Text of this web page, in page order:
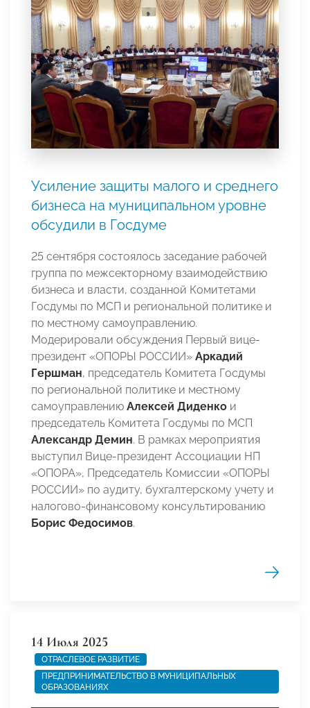
Усиление защиты малого и среднего
бизнеса на муниципальном уровне
обсудили в Госдуме
25 сентября состоялось заседание рабочей
группа по межсекторному взаимодействию
бизнеса и власти, созданной Комитетами
Госдумы по МСП и региональной политике и
по местному самоуправлению.
Модерировали обсуждения Первый вице-
президент «ОПОРЫ РОССИИ» Аркадий
Гершман, председатель Комитета Госдумы
по региональной политике и местному
самоуправлению Алексей Диденко и
председатель Комитета Госдумы по МСП
Александр Демин. В рамках мероприятия
выступил Вице-президент Ассоциации НП
«ОПОРА», Председатель Комиссии «ОПОРЫ
РОССИИ» по аудиту, бухгалтерскому учету и
налогово-финансовому консультированию
Борис Федосимов.
14 Июля 2025
ОТРАСЛЕВОЕ РАЗВИТИЕ
ПРЕДПРИНИМАТЕЛЬСТВО В МУНИЦИПАЛЬНЫХ
ОБРАЗОВАНИЯХ